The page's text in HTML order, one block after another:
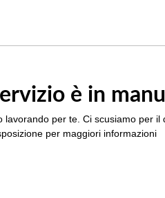
è in
lavorando per te. Ci scusiamo per
per maggiori informazioni